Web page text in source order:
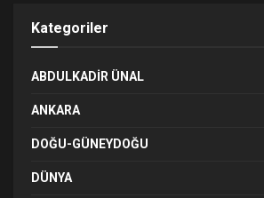
Kategoriler
ABDULKADIR ÜNAL
ANKARA
DOĞU-GÜNEYDOĞU
DÜNYA